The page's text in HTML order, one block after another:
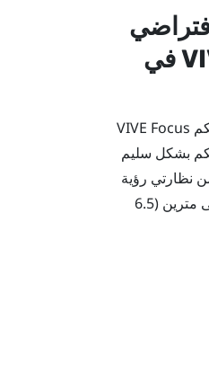
في
VIVE Focus
بشكل سليم
نظارتي رؤية
في المنطقة نفسها, يوصى بترك مسافة لا تقل على مترين (6.5